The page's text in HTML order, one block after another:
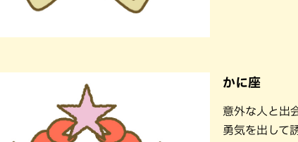
かに座
意外な人と出
勇気を出して